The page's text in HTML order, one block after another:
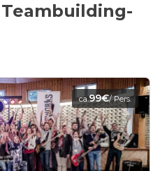
ca.99€/ Pers.